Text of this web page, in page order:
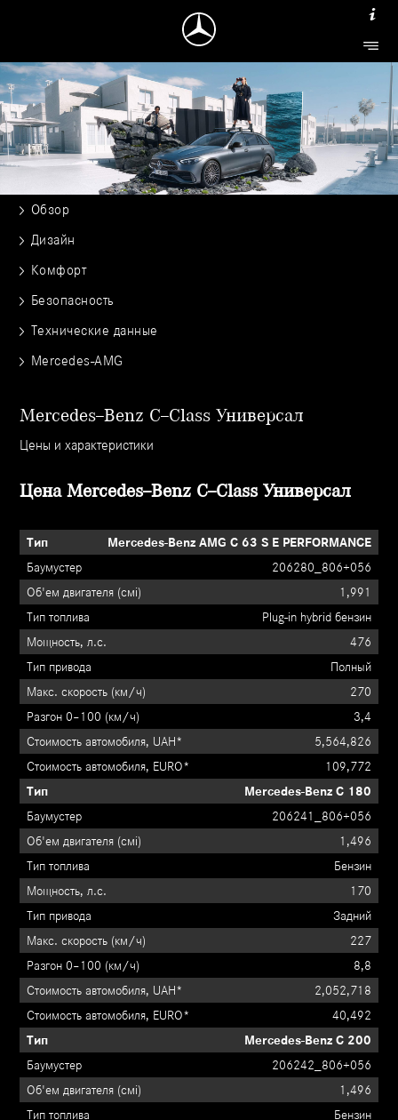
Обзор
Дизайн
Комфорт
Безопасность
Технические данные
Mercedes-AMG
Mercedes–Benz C–Class Универсал
Цены и характеристики
Цена Mercedes–Benz C–Class Универсал
Mercedes-Benz AMG C 63 S E PERFORMANCE
206280_806+056
1,991
Plug-in hybrid бензин
476
Полный
270
3,4
5,564,826
109,772
Mercedes-Benz C 180
206241_806+056
1,496
Бензин
170
Задний
227
8,8
2,052,718
40,492
Mercedes-Benz C 200
206242_806+056
1,496
Бензин